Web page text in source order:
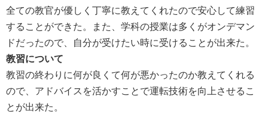
全ての教官が優しく丁寧に教えてくれたので安心して練習
することができた。また、学科の授業は多くがオンデマン
ドだったので、自分が受けたい時に受けることが出来た。
教習について
教習の終わりに何が良くて何が悪かったのか教えてくれる
ので、アドバイスを活かすことで運転技術を向上させるこ
とが出来た。